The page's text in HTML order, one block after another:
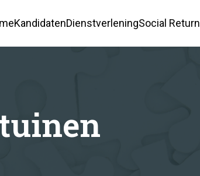
KandidatenDienstverleningSocial Return